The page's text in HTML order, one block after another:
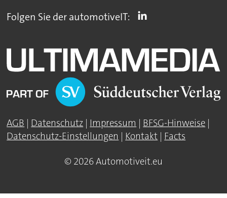
Folgen Sie der automotiveIT:
AGB | Datenschutz | Impressum | BFSG-Hinweise |
Datenschutz-Einstellungen | Kontakt | Facts
© 2026 Automotiveit.eu